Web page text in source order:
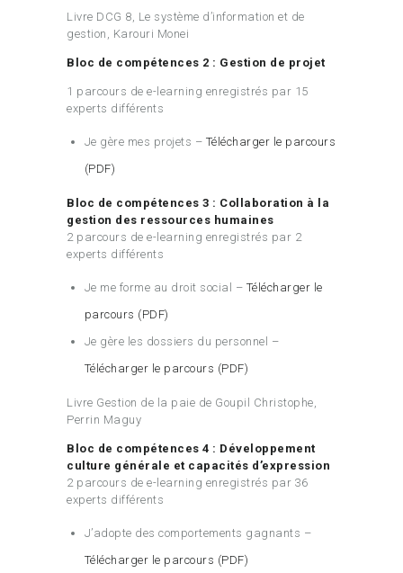
Livre DCG 8, Le système d’information et de
gestion, Karouri Monei
Bloc de compétences 2 : Gestion de projet
1 parcours de e-learning enregistrés par 15
experts différents
Je gère mes projets – Télécharger le parcours
(PDF)
Bloc de compétences 3 : Collaboration à la
gestion des ressources humaines
2 parcours de e-learning enregistrés par 2
experts différents
Je me forme au droit social – Télécharger le
parcours (PDF)
Je gère les dossiers du personnel –
Télécharger le parcours (PDF)
Livre Gestion de la paie de Goupil Christophe,
Perrin Maguy
Bloc de compétences 4 : Développement
culture générale et capacités d’expression
2 parcours de e-learning enregistrés par 36
experts différents
J’adopte des comportements gagnants –
Télécharger le parcours (PDF)